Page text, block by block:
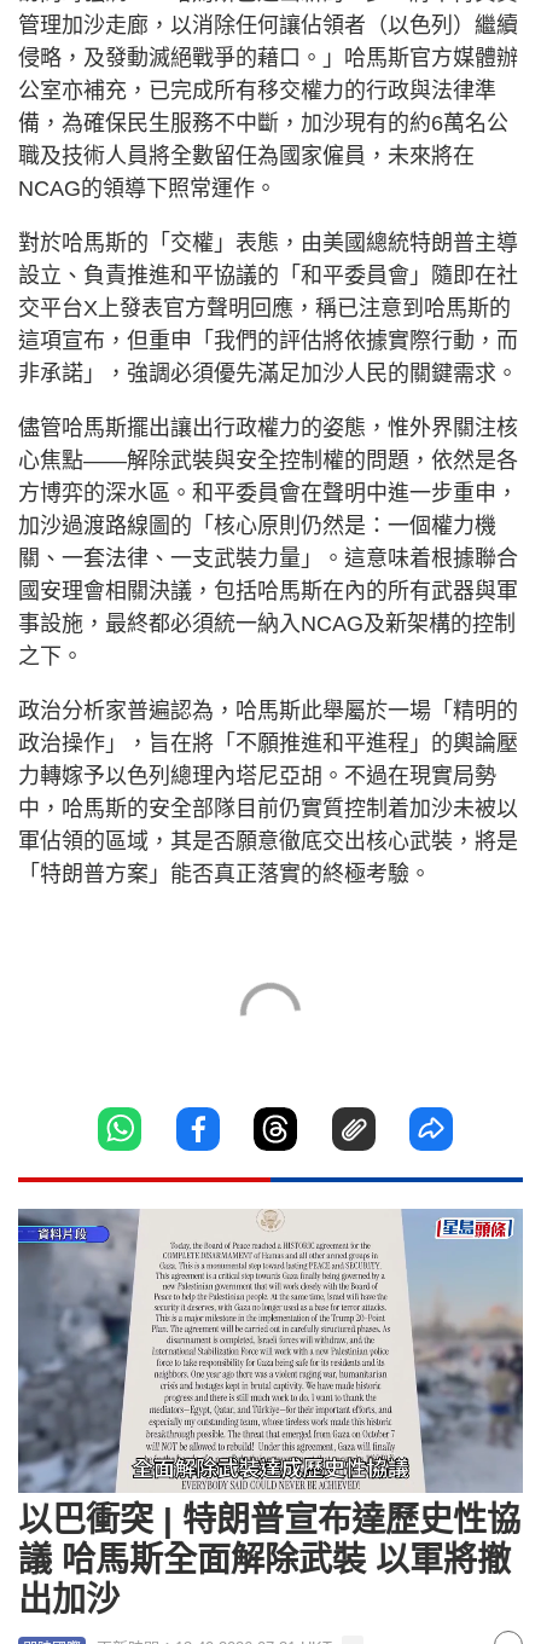
管理加沙走廊，以消除任何讓佔領者（以色列）繼續
侵略，及發動滅絕戰爭的藉口。」哈馬斯官方媒體辦
公室亦補充，已完成所有移交權力的行政與法律準
備，為確保民生服務不中斷，加沙現有的約6萬名公
職及技術人員將全數留任為國家僱員，未來將在
NCAG的領導下照常運作。
對於哈馬斯的「交權」表態，由美國總統特朗普主導
設立、負責推進和平協議的「和平委員會」隨即在社
交平台X上發表官方聲明回應，稱已注意到哈馬斯的
這項宣布，但重申「我們的評估將依據實際行動，而
非承諾」，強調必須優先滿足加沙人民的關鍵需求。
儘管哈馬斯擺出讓出行政權力的姿態，惟外界關注核
心焦點——解除武裝與安全控制權的問題，依然是各
方博弈的深水區。和平委員會在聲明中進一步重申，
加沙過渡路線圖的「核心原則仍然是：一個權力機
關、一套法律、一支武裝力量」。這意味着根據聯合
國安理會相關決議，包括哈馬斯在內的所有武器與軍
事設施，最終都必須統一納入NCAG及新架構的控制
之下。
政治分析家普遍認為，哈馬斯此舉屬於一場「精明的
政治操作」，旨在將「不願推進和平進程」的輿論壓
力轉嫁予以色列總理內塔尼亞胡。不過在現實局勢
中，哈馬斯的安全部隊目前仍實質控制着加沙未被以
軍佔領的區域，其是否願意徹底交出核心武裝，將是
「特朗普方案」能否真正落實的終極考驗。
Unmute Loaded:
69.50%
以巴衝突 | 特朗普宣布達歷史性協
議 哈馬斯全面解除武裝 以軍將撤
出加沙